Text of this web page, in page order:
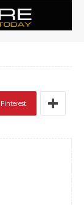
Pinterest